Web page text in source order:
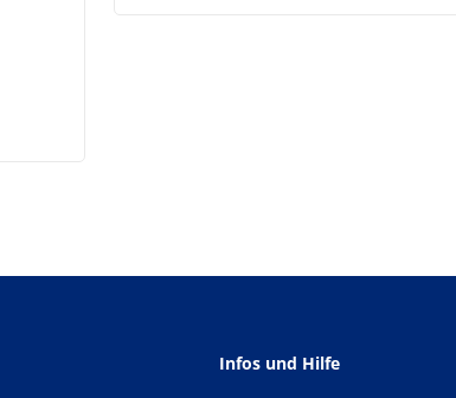
Infos und Hilfe